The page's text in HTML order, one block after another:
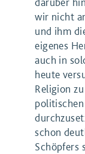
wir nicht
und ihm
eigenes
auch in
heute
Religion
schon
Schöpfers